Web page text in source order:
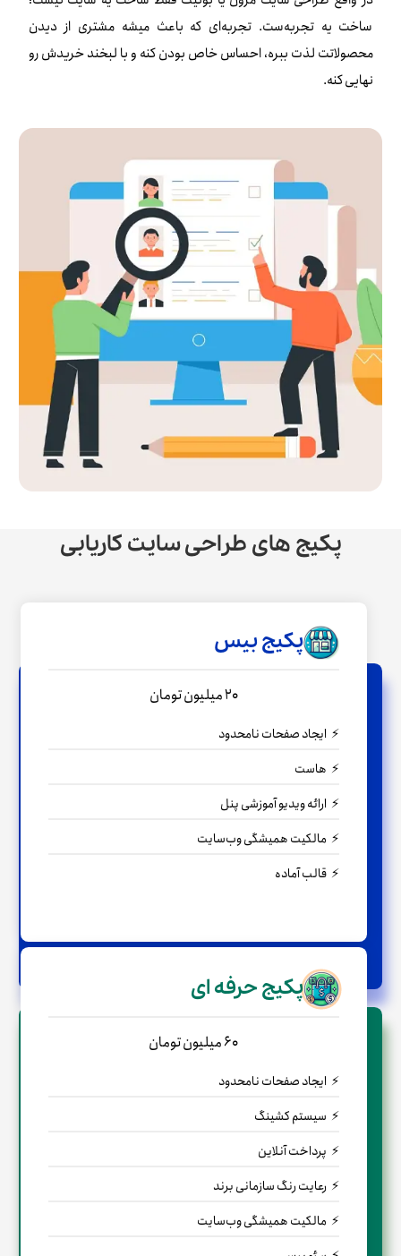
ساخت یه تجربه‌ست. تجربه‌ای که باعث میشه مشتری از دیدن
محصولاتت لذت ببره، احساس خاص بودن کنه و با لبخند خریدش رو
نهایی کنه.
پکیج های طراحی سایت کاریابی
پکیج بیس
20 میلیون تومان
ایجاد صفحات نامحدود
هاست
ارائه ویدیو آموزشی پنل
مالکیت همیشگی وب‌سایت
قالب آماده
← مشاوره رایگان
پکیج حرفه ای
60 میلیون تومان
ایجاد صفحات نامحدود
سیستم کشینگ
پرداخت آنلاین
رعایت رنگ سازمانی برند
مالکیت همیشگی وب‌سایت